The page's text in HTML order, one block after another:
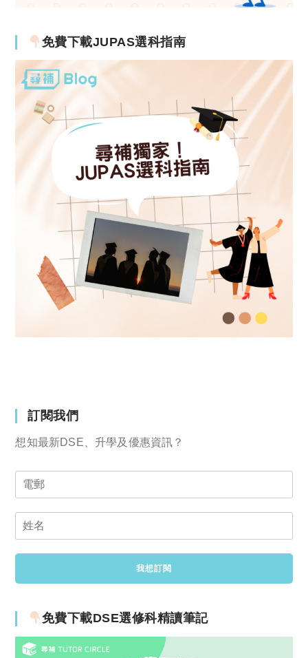
免費下載JUPAS選科指南
訂閱我們
想知最新DSE、升學及優惠資訊？
免費下載DSE選修科精讀筆記